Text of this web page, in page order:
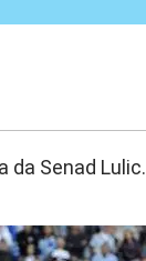
da Senad Lulic.